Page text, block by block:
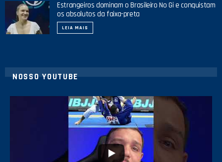
Estrangeiros dominam o Brasileiro No Gi e conquistam
os absolutos da faixa-preta
LEIA MAIS
NOSSO YOUTUBE